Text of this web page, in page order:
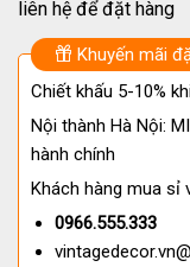
liên hệ để đặt hàng
Khuyến mãi
Chiết khấu 5-10%
Nội thành Hà Nội:
hành chính
Khách hàng mua sỉ
0966.555.333